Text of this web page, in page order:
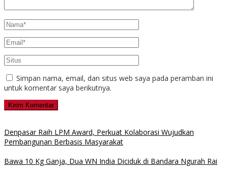
Simpan nama, email, dan situs web saya pada peramban ini
untuk komentar saya berikutnya.
Denpasar Raih LPM Award, Perkuat Kolaborasi Wujudkan
Pembangunan Berbasis Masyarakat
Bawa 10 Kg Ganja, Dua WN India Diciduk di Bandara Ngurah Rai